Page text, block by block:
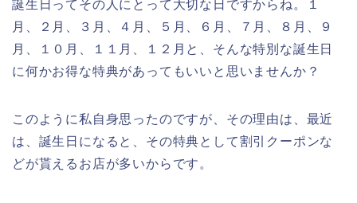
誕生日ってその人にとって大切な日ですからね。１
月、２月、３月、４月、５月、６月、７月、８月、９
月、１０月、１１月、１２月と、そんな特別な誕生日
に何かお得な特典があってもいいと思いませんか？
このように私自身思ったのですが、その理由は、最近
は、誕生日になると、その特典として割引クーポンな
どが貰えるお店が多いからです。